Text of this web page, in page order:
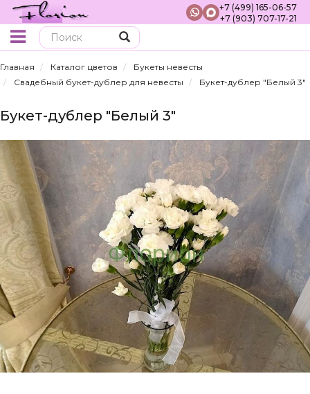
+7 (499) 165-06-57
+7 (903) 707-17-21
Главная Каталог цветов
Букеты невесты
Свадебный букет-дублер для невесты
Букет-дублер "Белый 3"
Букет-дублер "Белый 3"